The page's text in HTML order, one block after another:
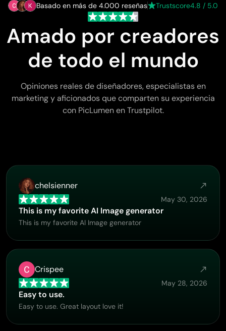
Basado en más de 4.000 reseñas Trustscore4.8 / 5.0
Amado por creadores
de todo el mundo
Opiniones reales de diseñadores, especialistas en
marketing y aficionados que comparten su experiencia
con PicLumen en Trustpilot.
chelsienner
May 30, 2026
This is my favorite AI Image generator
This is my favorite AI Image generator
Crispee
May 28, 2026
Easy to use.
Easy to use. Great layout love it!